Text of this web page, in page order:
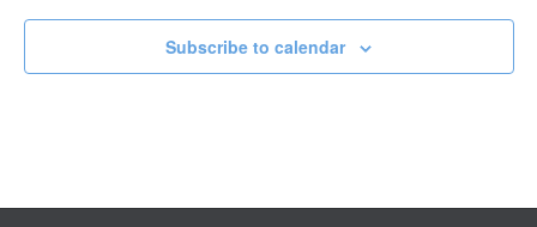
Subscribe to calendar